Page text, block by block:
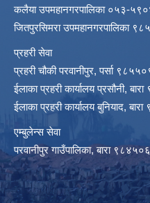
कलैया उपमहानगरपालिका ०५३-
जितपुरसिमरा उपमहानगरपालिका
प्रहरी सेवा
प्रहरी चौकी परवानीपुर, पर्सा
ईलाका प्रहरी कार्यालय प्रसौनी,
ईलाका प्रहरी कार्यालय बुनियाद,
एम्बुलेन्स सेवा
परवानीपुर गाउँपालिका, बारा